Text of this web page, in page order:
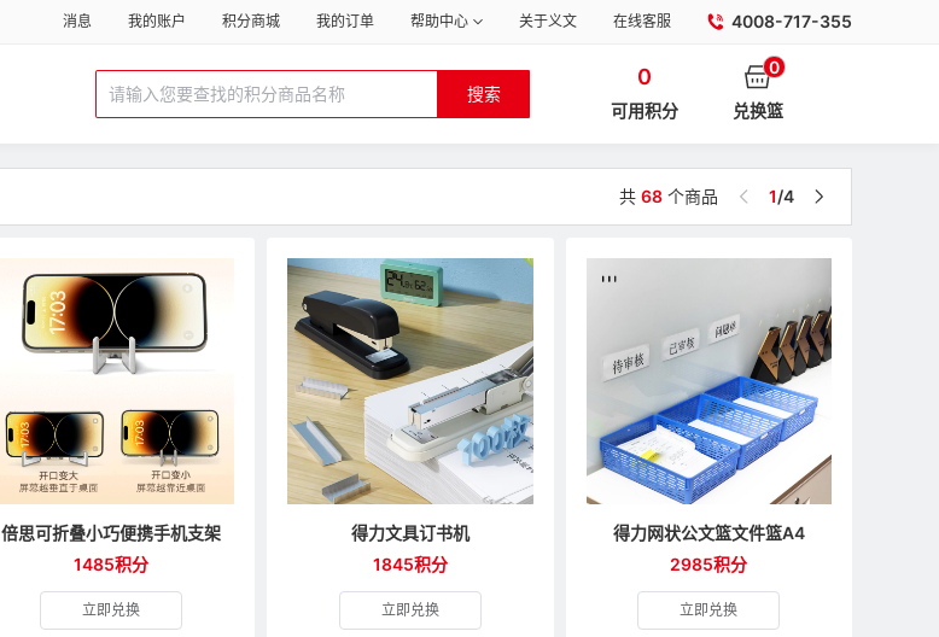
消息 我的账户 积分商城 我的订单 帮助中心 关于义文 在线客服 4008-717-355
搜索
0
可用积分 兑换篮
0
共 68 个商品 1/4
倍思可折叠小巧便携手机支架
1485积分
立即兑换
得力文具订书机
1845积分
立即兑换
得力网状公文篮文件篮A4
2985积分
立即兑换